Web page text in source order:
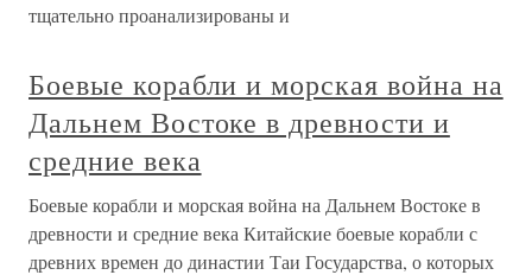
тщательно проанализированы и
Боевые корабли и морская война на
Дальнем Востоке в древности и
средние века
Боевые корабли и морская война на Дальнем Востоке в
древности и средние века Китайские боевые корабли с
древних времен до династии Таи Государства, о которых